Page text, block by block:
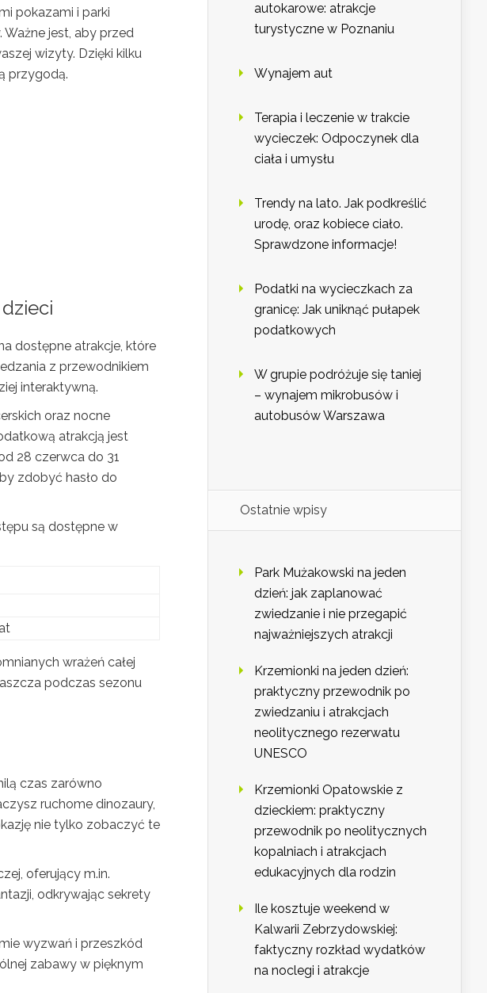
pokazami i parki
jest, aby przed
wizyty. Dzięki kilku
przygodą.
dostępne atrakcje, które
z przewodnikiem
interaktywną.
oraz nocne
atrakcją jest
28 czerwca do 31
zdobyć hasło do
są dostępne w
wrażeń całej
podczas sezonu
czas zarówno
ruchome dinozaury,
nie tylko zobaczyć te
oferujący m.in.
odkrywając sekrety
wyzwań i przeszkód
zabawy w pięknym
autokarowe: atrakcje
turystyczne w Poznaniu
Wynajem aut
Terapia i leczenie w trakcie
wycieczek: Odpoczynek dla
ciała i umysłu
Trendy na lato. Jak podkreślić
urodę, oraz kobiece ciało.
Sprawdzone informacje!
Podatki na wycieczkach za
granicę: Jak uniknąć pułapek
podatkowych
W grupie podróżuje się taniej
– wynajem mikrobusów i
autobusów Warszawa
Ostatnie wpisy
Park Mużakowski na jeden
dzień: jak zaplanować
zwiedzanie i nie przegapić
najważniejszych atrakcji
Krzemionki na jeden dzień:
praktyczny przewodnik po
zwiedzaniu i atrakcjach
neolitycznego rezerwatu
UNESCO
Krzemionki Opatowskie z
dzieckiem: praktyczny
przewodnik po neolitycznych
kopalniach i atrakcjach
edukacyjnych dla rodzin
Ile kosztuje weekend w
Kalwarii Zebrzydowskiej:
faktyczny rozkład wydatków
na noclegi i atrakcje